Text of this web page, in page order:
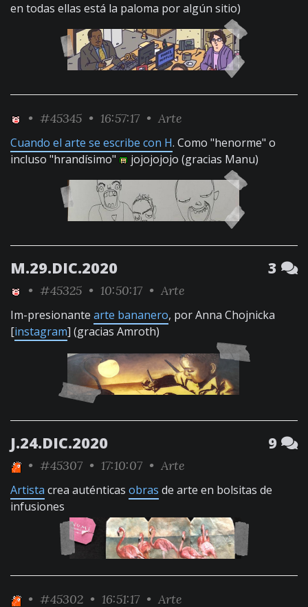
en todas ellas está la paloma por algún sitio)
• #45345 • 16:57:17 • Arte
Cuando el arte se escribe con H. Como "henorme" o
incluso "hrandísimo"
jojojojojo (gracias Manu)
M.29.DIC.2020 3
• #45325 • 10:50:17 • Arte
Im-presionante arte bananero, por Anna Chojnicka
[instagram] (gracias Amroth)
J.24.DIC.2020 9
• #45307 • 17:10:07 • Arte
Artista crea auténticas obras de arte en bolsitas de
infusiones
• #45302 • 16:51:17 • Arte